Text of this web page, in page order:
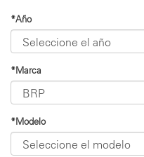
*Año
*Marca
*Modelo